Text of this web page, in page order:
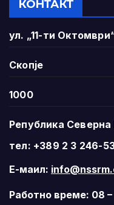
КОНТАКТ
ул. „11-ти
Скопје
1000
Република Северна
тел: +389 2 3 246-
Е-маил:
Работно време: 08 –